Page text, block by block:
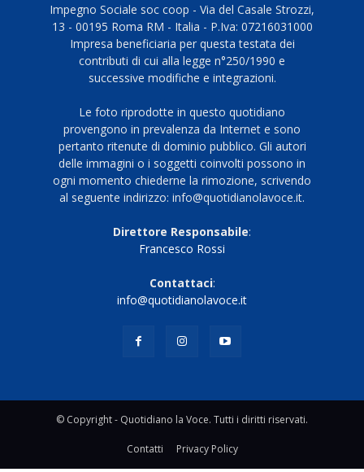
Impegno Sociale soc coop - Via del Casale Strozzi,
13 - 00195 Roma RM - Italia - P.Iva: 07216031000
Impresa beneficiaria per questa testata dei
contributi di cui alla legge n°250/1990 e
successive modifiche e integrazioni.
Le foto riprodotte in questo quotidiano
provengono in prevalenza da Internet e sono
pertanto ritenute di dominio pubblico. Gli autori
delle immagini o i soggetti coinvolti possono in
ogni momento chiederne la rimozione, scrivendo
al seguente indirizzo: info@quotidianolavoce.it.
Direttore Responsabile:
Francesco Rossi
Contattaci:
info@quotidianolavoce.it
© Copyright - Quotidiano la Voce. Tutti i diritti riservati.
Contatti Privacy Policy